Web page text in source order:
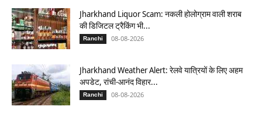
Jharkhand Liquor Scam: नकली होलोग्राम वाली शराब
की डिजिटल ट्रैकिंग भी...
Ranchi 08-08-2026
Jharkhand Weather Alert: रेलवे यात्रियों के लिए अहम
अपडेट, रांची-आनंद विहार...
Ranchi 08-08-2026